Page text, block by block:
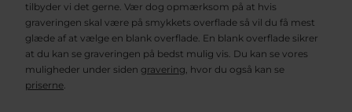
tilbyder vi det gerne. Vær dog opmærksom på at hvis
graveringen skal være på smykkets overflade så vil du få mest
glæde af at vælge en blank overflade. En blank overflade sikrer
at du kan se graveringen på bedst mulig vis. Du kan se vores
muligheder under siden gravering, hvor du også kan se
priserne.